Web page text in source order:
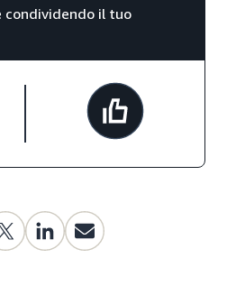
condividendo il tuo